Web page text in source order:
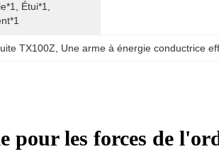
Étui*1,
TX100Z Une arme à énergie conductrice
pour les forces de